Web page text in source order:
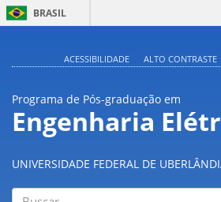
BRASIL
ACESSIBILIDADE
ALTO CONTRASTE
Programa de Pós-graduação em
Engenharia
UNIVERSIDADE FEDERAL DE